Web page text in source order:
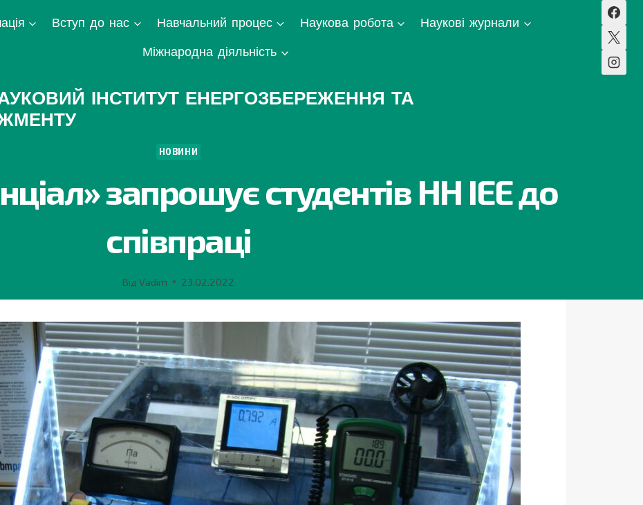
Вступ до нас Навчальний процес Наукова робота
Наукові журнали
Міжнародна діяльність
ІНСТИТУТ ЕНЕРГОЗБЕРЕЖЕННЯ ТА
НОВИНИ
запрошує студентів НН ІЕЕ до
співпраці
Від Vadim 23.02.2022